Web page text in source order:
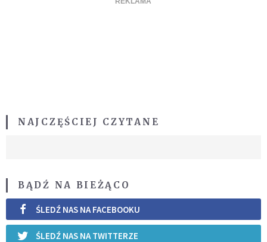
NAJCZĘŚCIEJ CZYTANE
BĄDŹ NA BIEŻĄCO
ŚLEDŹ NAS NA FACEBOOKU
ŚLEDŹ NAS NA TWITTERZE